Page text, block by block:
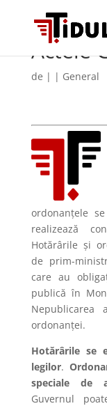
Actele
de | | General
ordonanțele
realizează
Hotărârile și
de prim-
care au
publică în
Nepublicarea
ordonanței.
Hotărârile se
legilor.
speciale de
Guvernul